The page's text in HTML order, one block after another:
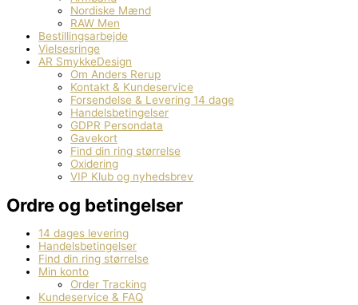
Nordiske Mænd
RAW Men
Bestillingsarbejde
Vielsesringe
AR SmykkeDesign
Om Anders Rerup
Kontakt & Kundeservice
Forsendelse & Levering 14 dage
Handelsbetingelser
GDPR Persondata
Gavekort
Find din ring størrelse
Oxidering
VIP Klub og nyhedsbrev
Ordre og betingelser
14 dages levering
Handelsbetingelser
Find din ring størrelse
Min konto
Order Tracking
Kundeservice & FAQ